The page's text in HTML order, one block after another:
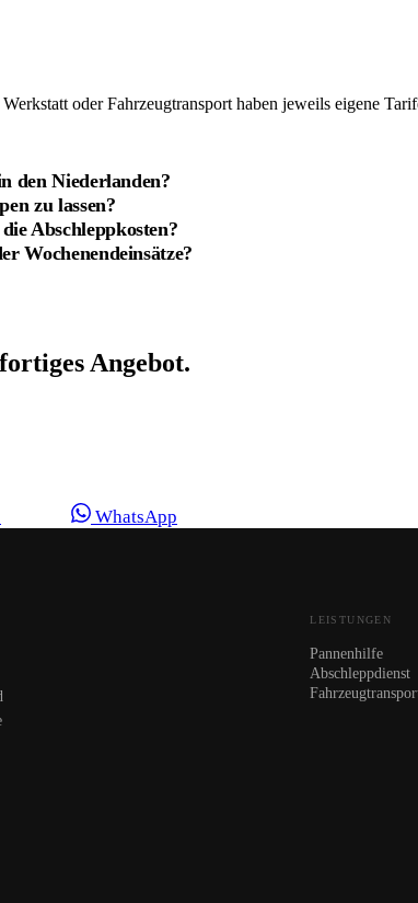
oder Fahrzeugtransport haben jeweils eigene
den Niederlanden?
zu lassen?
Abschleppkosten?
Wochenendeinsätze?
Angebot.
WhatsApp
LEISTUNGEN
Pannenhilfe
Abschleppdienst